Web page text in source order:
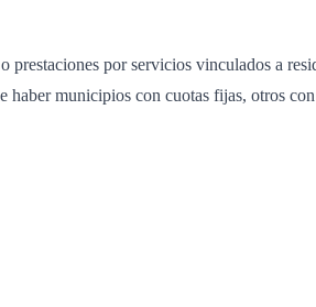
por servicios vinculados a
municipios con cuotas fijas, otros